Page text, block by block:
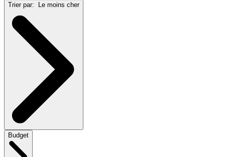
Trier par: Le moins cher
Budget